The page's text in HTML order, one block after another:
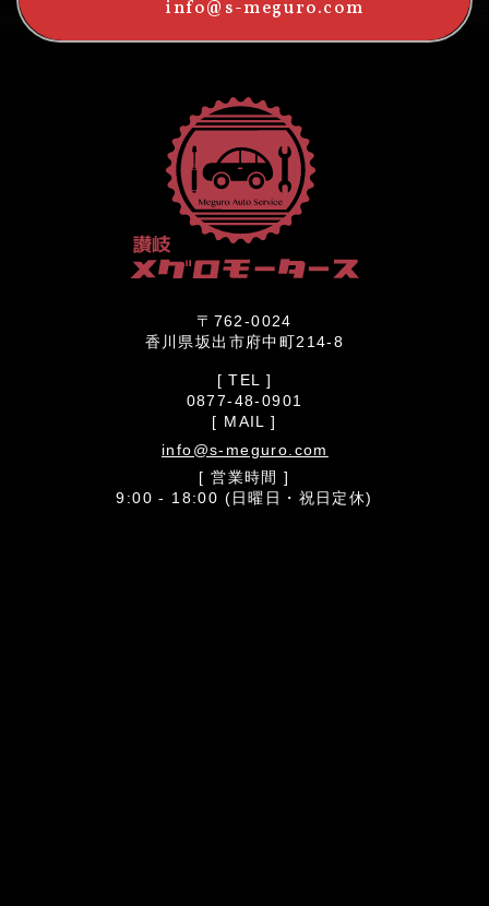
info@s-meguro.com
〒762-0024
香川県坂出市府中町214-8
[ TEL ]
0877-48-0901
[ MAIL ]
info@s-meguro.com
[ 営業時間 ]
9:00 - 18:00 (日曜日・祝日定休)